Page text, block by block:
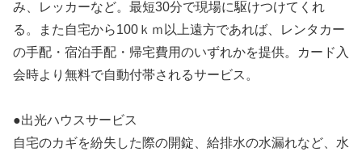
み、レッカーなど。最短30分で現場に駆けつけてくれ
る。また自宅から100ｋｍ以上遠方であれば、レンタカー
の手配・宿泊手配・帰宅費用のいずれかを提供。カード入
会時より無料で自動付帯されるサービス。
●出光ハウスサービス
自宅のカギを紛失した際の開錠、給排水の水漏れなど、水